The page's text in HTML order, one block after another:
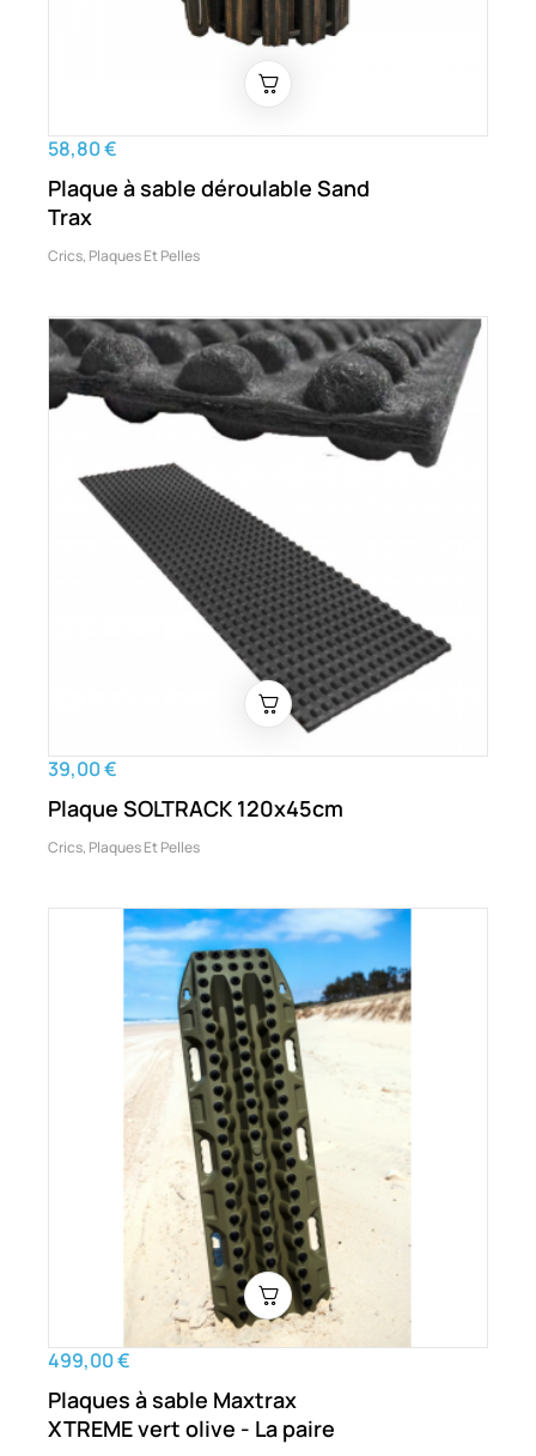
58,80 €
Plaque à sable déroulable Sand
Trax
Crics, Plaques Et Pelles
39,00 €
Plaque SOLTRACK 120x45cm
Crics, Plaques Et Pelles
499,00 €
Plaques à sable Maxtrax
XTREME vert olive - La paire